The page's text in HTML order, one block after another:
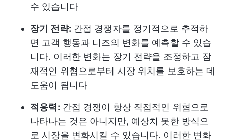
수 있습니다
장기 전략: 간접 경쟁자를 정기적으로 추적하
면 고객 행동과 니즈의 변화를 예측할 수 있습
니다. 이러한 변화는 장기 전략을 조정하고 잠
재적인 위협으로부터 시장 위치를 보호하는 데
도움이 됩니다
적응력: 간접 경쟁이 항상 직접적인 위협으로
나타나는 것은 아니지만, 예상치 못한 방식으
로 시장을 변화시킬 수 있습니다. 이러한 변화